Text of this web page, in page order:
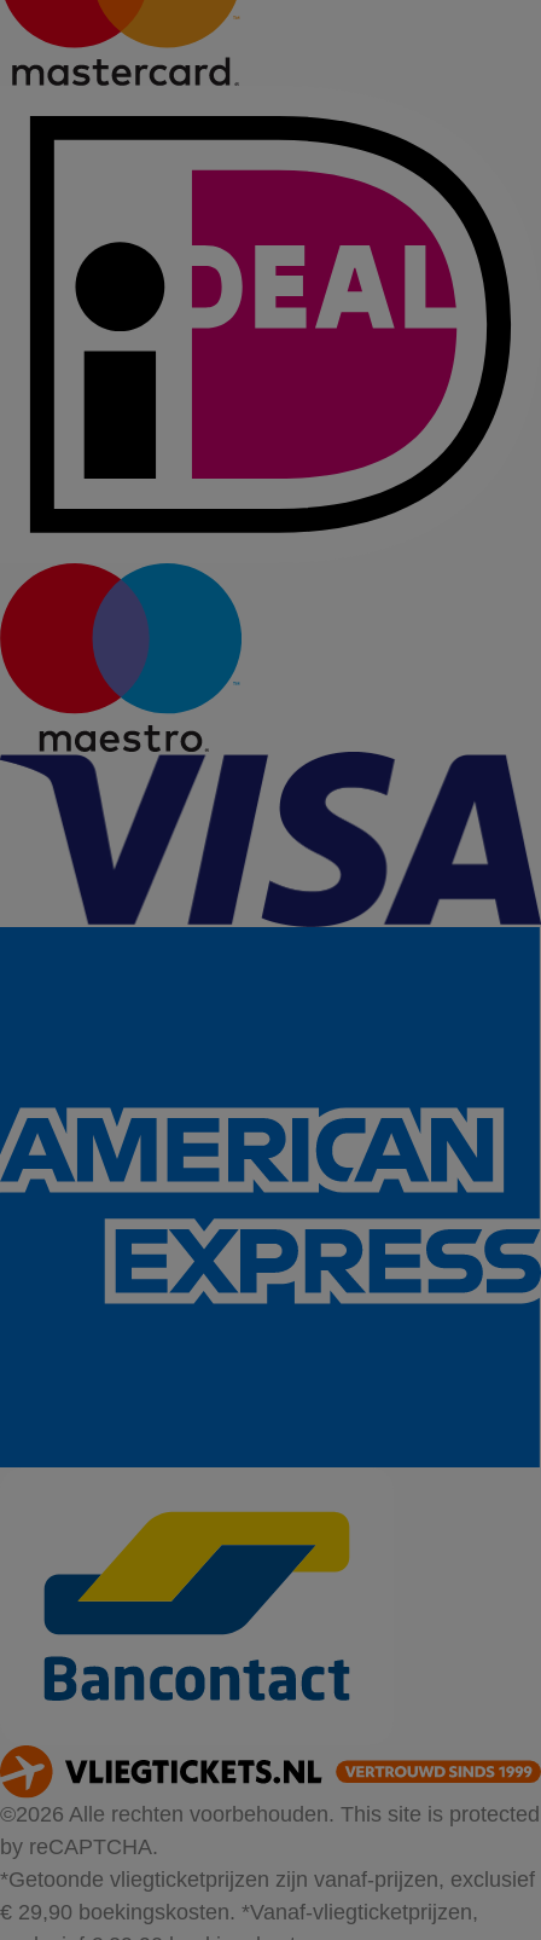
©2026 Alle rechten voorbehouden. This site is protected
by reCAPTCHA.
*Getoonde vliegticketprijzen zijn vanaf-prijzen, exclusief
€ 29,90 boekingskosten. *Vanaf-vliegticketprijzen,